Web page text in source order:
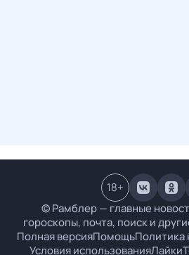
© Рамблер — главные
гороскопы, почта, поиск и
Полная версияПомощьПолитика
Условия использованияЛайки
18+